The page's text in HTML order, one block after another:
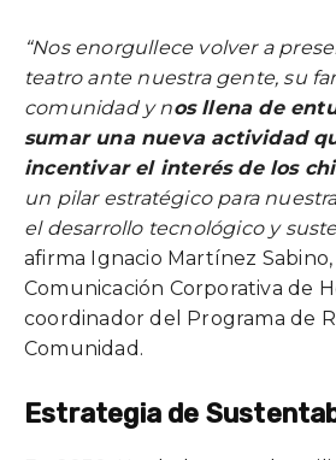
“Nos enorgullece volver a
teatro ante nuestra gente, su
comunidad y nos llena de
sumar una nueva actividad
incentivar el interés de los
un pilar estratégico para
el desarrollo tecnológico y
afirma Ignacio Martínez
Comunicación Corporativa de
coordinador del Programa de
Comunidad.
Estrategia de